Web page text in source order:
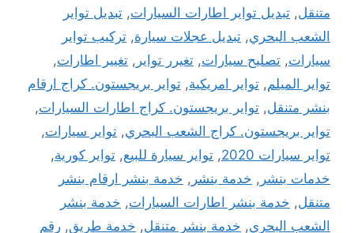
متنقل, تبديل تواير اطارات السيارات, تبديل تواير
الشعب البحري, تبديل عجلات سيارة, تركيب تواير
سيارات, تصليح سيارات, تغيرر تواير , تغيير اطارات,
تواير الميلم, تواير امريكية, تواير بريجستون. كراج ارقام
بنشر متنقل, تواير بريجستون. كراج اطارات السيارات,
تواير بريجستون. كراج الشعب البحري, تواير سيارات,
تواير سيارات 2020
, تواير سيارة للبيع, تواير كورية,
خدمات بنشر , خدمة بنشر , خدمة بنشر ارقام بنشر
متنقل, خدمة بنشر اطارات السيارات, خدمة بنشر
الشعب البحري, خدمة بنشر متنقل, خدمة طريق, رقم